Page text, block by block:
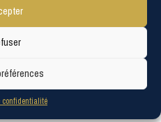
confidentialité
acheter un